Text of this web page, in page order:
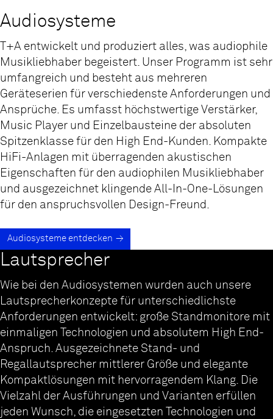
Audiosysteme
T+A entwickelt und produziert alles, was audiophile
Musiklieb­haber begeistert. Unser Programm ist sehr
umfangreich und besteht aus mehreren
Geräteserien für verschiedenste Anforderungen und
Ansprüche. Es umfasst höchstwertige Verstärker,
Music Player und Einzelbausteine der absoluten
Spitzenklasse für den High End-Kunden. Kompakte
HiFi-Anlagen mit überragenden akustischen
Eigenschaften für den audiophilen Musikliebhaber
und ausgezeichnet klingende All-In-One-Lösungen
für den anspruchsvollen Design-Freund.
Audiosysteme entdecken
Lautsprecher
Wie bei den Audiosystemen wurden auch unsere
Lautsprecherkonzepte für unterschiedlichste
Anforderungen entwickelt: große Standmonitore mit
einmaligen Technologien und absolutem High End-
Anspruch. Ausgezeichnete Stand- und
Regallautsprecher mittlerer Größe und elegante
Kompaktlösungen mit hervorragendem Klang. Die
Vielzahl der Ausführungen und Varianten erfüllen
jeden Wunsch, die eingesetzten Technologien und